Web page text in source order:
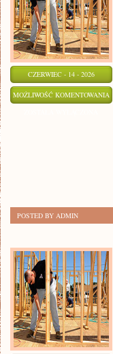
CZERWIEC - 14 - 2026
MOŻLIWOŚĆ KOMENTOWANIA
POSTED BY ADMIN